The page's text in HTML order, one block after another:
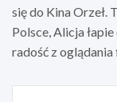
się do Kina Orzeł.
Polsce, Alicja
radość z oglądania